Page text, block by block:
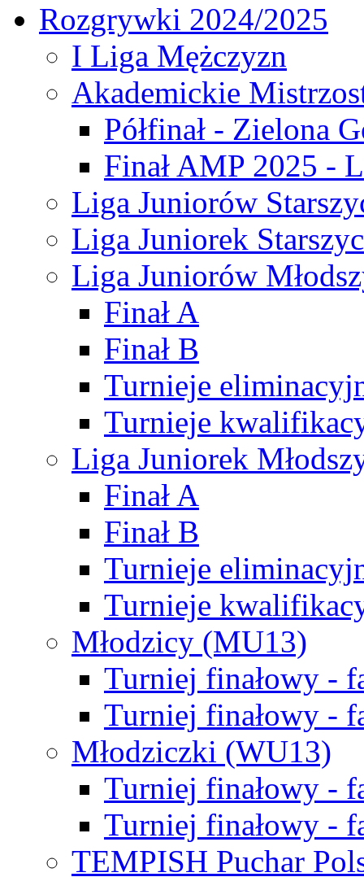
Rozgrywki 2024/2025
I Liga Mężczyzn
Akademickie
Półfinał - Zielona
Finał AMP 2025 -
Liga Juniorów
Liga Juniorek
Liga Juniorów
Finał A
Finał B
Turnieje
Turnieje
Liga Juniorek
Finał A
Finał B
Turnieje
Turnieje
Młodzicy (MU13)
Turniej finałowy -
Turniej finałowy -
Młodziczki (WU13)
Turniej finałowy -
Turniej finałowy -
TEMPISH Puchar